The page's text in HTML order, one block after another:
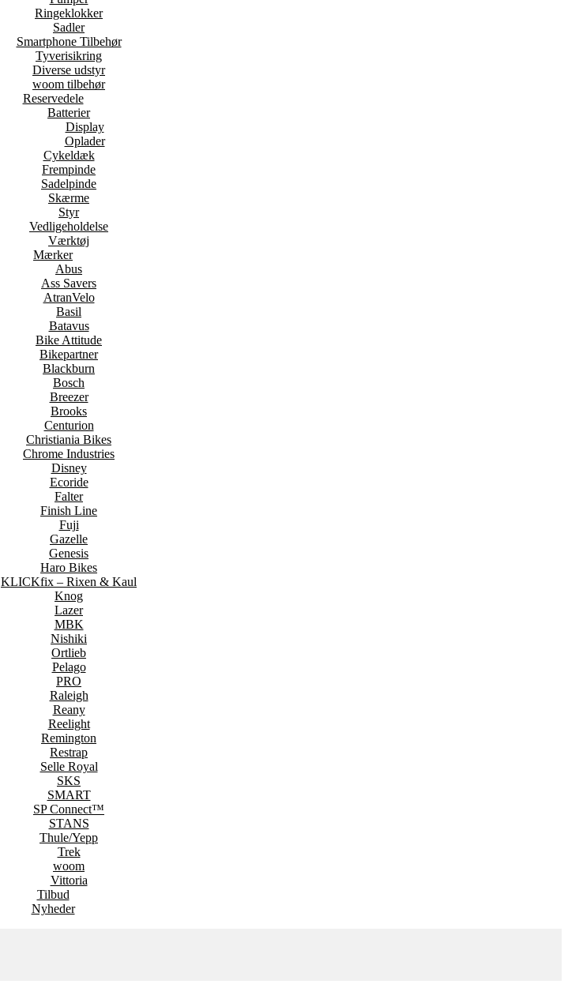
Ringeklokker
Sadler
Smartphone Tilbehør
Tyverisikring
Diverse udstyr
woom tilbehør
Reservedele
Batterier
Display
Oplader
Cykeldæk
Frempinde
Sadelpinde
Skærme
Styr
Vedligeholdelse
Værktøj
Mærker
Abus
Ass Savers
AtranVelo
Basil
Batavus
Bike Attitude
Bikepartner
Blackburn
Bosch
Breezer
Brooks
Centurion
Christiania Bikes
Chrome Industries
Disney
Ecoride
Falter
Finish Line
Fuji
Gazelle
Genesis
Haro Bikes
KLICKfix – Rixen & Kaul
Knog
Lazer
MBK
Nishiki
Ortlieb
Pelago
PRO
Raleigh
Reany
Reelight
Remington
Restrap
Selle Royal
SKS
SMART
SP Connect™
STANS
Thule/Yepp
Trek
woom
Vittoria
Tilbud
Nyheder